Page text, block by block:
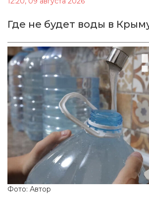
Где не будет воды в
Фото: Автор